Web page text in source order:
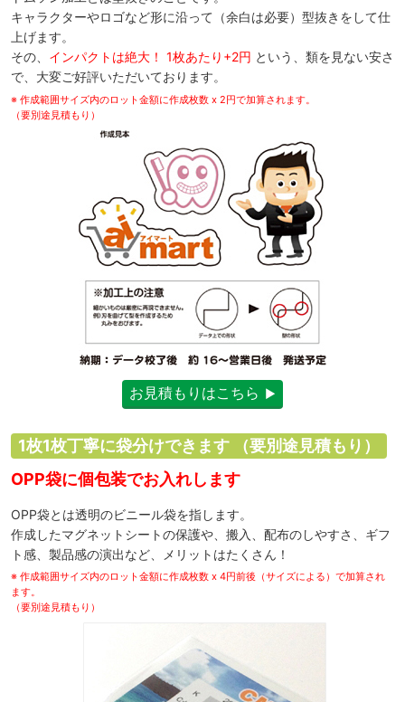
キャラクターやロゴなど形に沿って（余白は必要）型抜きをして仕
上げます。
その、 インパクトは絶大！ 1枚あたり+2円 という、類を見ない安さ
で、大変ご好評いただいております。
※ 作成範囲サイズ内のロット金額に作成枚数 x 2円で加算されます。
（要別途見積もり）
お見積もりはこちら
1枚1枚丁寧に袋分けできます
（要別途見積もり）
OPP袋に個包装でお入れします
OPP袋とは透明のビニール袋を指します。
作成したマグネットシートの保護や、搬入、配布のしやすさ、ギフ
ト感、製品感の演出など、メリットはたくさん！
※ 作成範囲サイズ内のロット金額に作成枚数 x 4円前後（サイズによる）で加算され
ます。
（要別途見積もり）